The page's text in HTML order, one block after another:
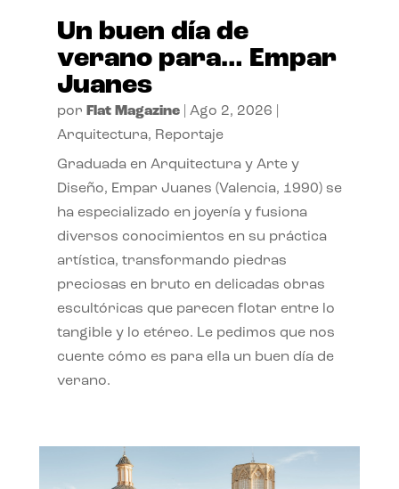
Un buen día de
verano para… Empar
Juanes
por Flat Magazine| Ago 2, 2026
Arquitectura, Reportaje
Graduada en Arquitectura y Arte y
Diseño, Empar Juanes (Valencia, 1990) se
ha especializado en joyería y fusiona
diversos conocimientos en su práctica
artística, transformando piedras
preciosas en bruto en delicadas obras
escultóricas que parecen flotar entre lo
tangible y lo etéreo. Le pedimos que nos
cuente cómo es para ella un buen día de
verano.